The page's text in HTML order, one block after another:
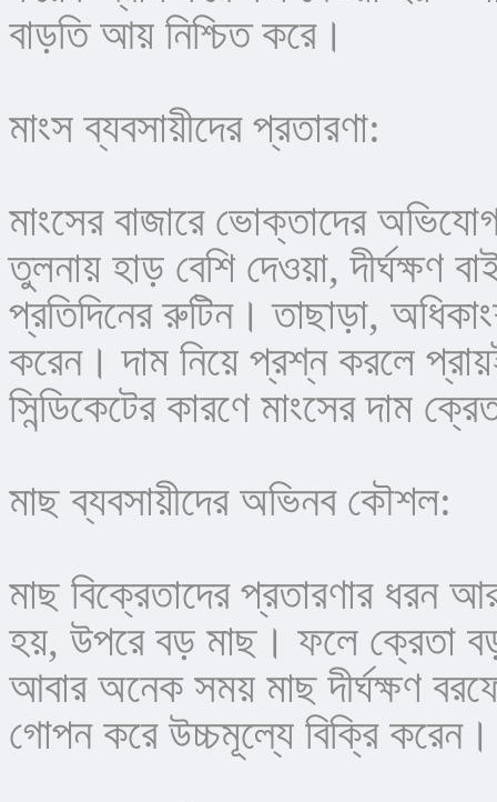
বাড়তি আয় নিশ্চিত করে।
মাংস ব্যবসায়ীদের প্রতারণা:
মাংসের বাজারে ভোক্তাদের
তুলনায় হাড় বেশি দেওয়া, দীর্ঘক্ষণ
প্রতিদিনের রুটিন। তাছাড়া,
করেন। দাম নিয়ে প্রশ্ন করলে
সিন্ডিকেটের কারণে মাংসের দাম
মাছ ব্যবসায়ীদের অভিনব কৌশল:
মাছ বিক্রেতাদের প্রতারণার ধরন
হয়, উপরে বড় মাছ। ফলে ক্রেতা
আবার অনেক সময় মাছ দীর্ঘক্ষণ
গোপন করে উচ্চমূল্যে বিক্রি করেন।